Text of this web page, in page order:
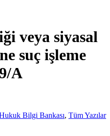
veya siyasal
suç işleme
A
Bilgi Bankası, Tüm Yazılar